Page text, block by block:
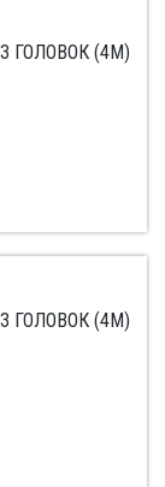
ГОЛОВОК (4М)
ГОЛОВОК (4М)